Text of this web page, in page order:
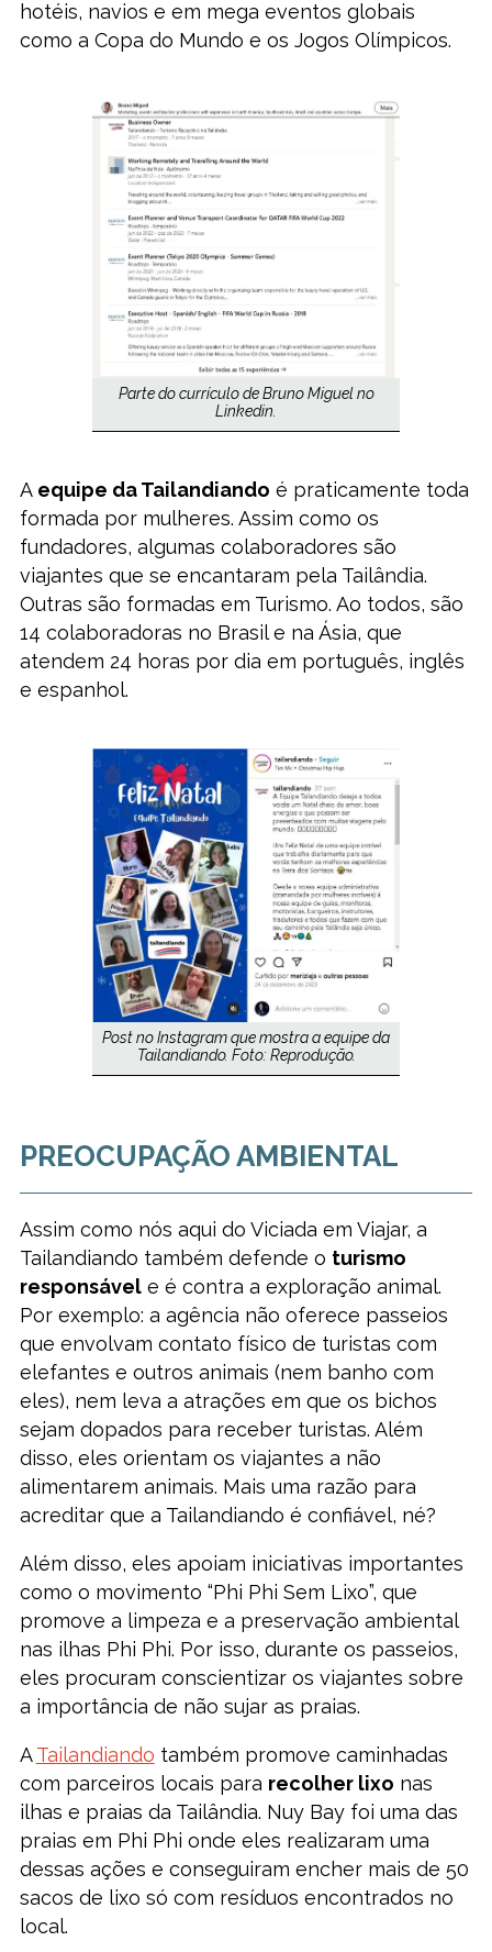
hotéis, navios e em mega eventos globais
como a Copa do Mundo e os Jogos Olímpicos.
Parte do currículo de Bruno Miguel no
Linkedin.
A equipe da Tailandiando é praticamente toda
formada por mulheres. Assim como os
fundadores, algumas colaboradores são
viajantes que se encantaram pela Tailândia.
Outras são formadas em Turismo. Ao todos, são
14 colaboradoras no Brasil e na Ásia, que
atendem 24 horas por dia em português, inglês
e espanhol.
Post no Instagram que mostra a equipe da
Tailandiando. Foto: Reprodução.
PREOCUPAÇÃO AMBIENTAL
Assim como nós aqui do Viciada em Viajar, a
Tailandiando também defende o turismo
responsávele é contra a exploração animal.
Por exemplo: a agência não oferece passeios
que envolvam contato físico de turistas com
elefantes e outros animais (nem banho com
eles), nem leva a atrações em que os bichos
sejam dopados para receber turistas. Além
disso, eles orientam os viajantes a não
alimentarem animais. Mais uma razão para
acreditar que a Tailandiando é confiável, né?
Além disso, eles apoiam iniciativas importantes
como o movimento “Phi Phi Sem Lixo”, que
promove a limpeza e a preservação ambiental
nas ilhas Phi Phi. Por isso, durante os passeios,
eles procuram conscientizar os viajantes sobre
a importância de não sujar as praias.
ATailandiando também promove caminhadas
com parceiros locais para recolher lixo nas
ilhas e praias da Tailândia. Nuy Bay foi uma das
praias em Phi Phi onde eles realizaram uma
dessas ações e conseguiram encher mais de 50
sacos de lixo só com resíduos encontrados no
local.